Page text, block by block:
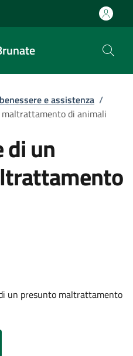
e assistenza /
di animali
di un
un presunto maltrattamento